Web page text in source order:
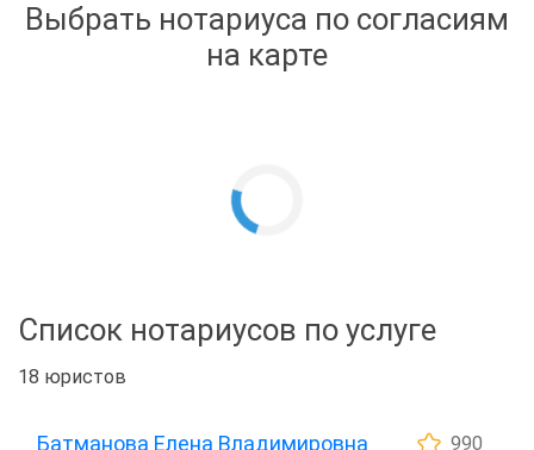
Выбрать нотариуса по согласиям
на карте
Список нотариусов по услуге
18 юристов
Батманова Елена Владимировна
990